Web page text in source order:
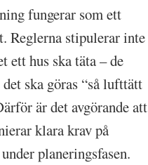
fungerar som ett
Reglerna stipulerar inte
ett hus ska täta – de
ska göras “så lufttätt
är det avgörande att
klara krav på
planeringsfasen.